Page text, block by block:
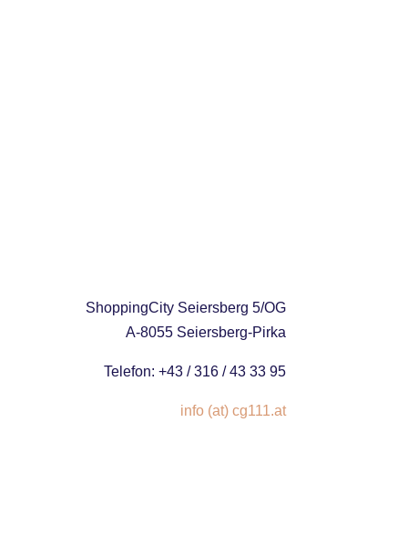
ShoppingCity Seiersberg 5/OG
A-8055 Seiersberg-Pirka
Telefon: +43 / 316 / 43 33 95
info (at) cg111.at